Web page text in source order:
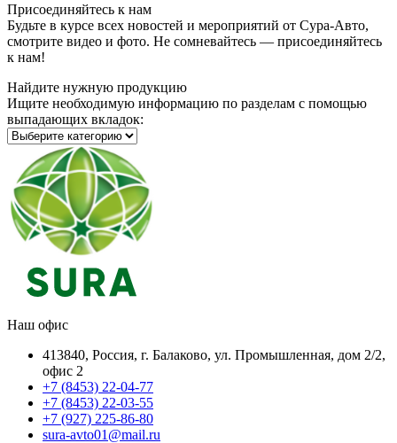
Присоединяйтесь к нам
Будьте в курсе всех новостей и мероприятий от Сура-Авто,
смотрите видео и фото. Не сомневайтесь — присоединяйтесь
к нам!
Найдите нужную продукцию
Ищите необходимую информацию по разделам с помощью
выпадающих вкладок:
Наш офис
413840, Россия, г. Балаково, ул. Промышленная, дом 2/2,
офис 2
+7 (8453) 22-04-77
+7 (8453) 22-03-55
+7 (927) 225-86-80
sura-avto01@mail.ru